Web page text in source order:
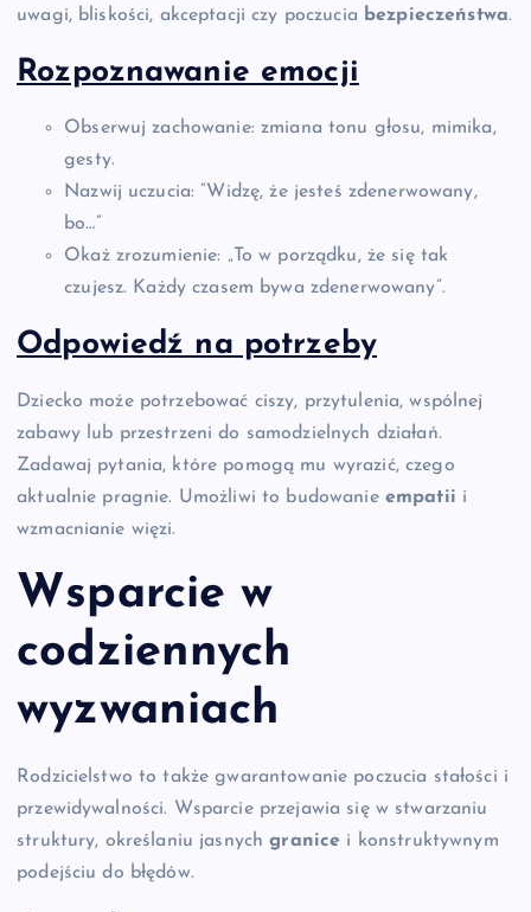
uwagi, bliskości, akceptacji czy poczucia bezpieczeństwa.
Rozpoznawanie emocji
Obserwuj zachowanie: zmiana tonu głosu, mimika,
gesty.
Nazwij uczucia: “Widzę, że jesteś zdenerwowany,
bo…”
Okaż zrozumienie: „To w porządku, że się tak
czujesz. Każdy czasem bywa zdenerwowany”.
Odpowiedź na potrzeby
Dziecko może potrzebować ciszy, przytulenia, wspólnej
zabawy lub przestrzeni do samodzielnych działań.
Zadawaj pytania, które pomogą mu wyrazić, czego
aktualnie pragnie. Umożliwi to budowanie empatii i
wzmacnianie więzi.
Wsparcie w
codziennych
wyzwaniach
Rodzicielstwo to także gwarantowanie poczucia stałości i
przewidywalności. Wsparcie przejawia się w stwarzaniu
struktury, określaniu jasnychgranice i konstruktywnym
podejściu do błędów.